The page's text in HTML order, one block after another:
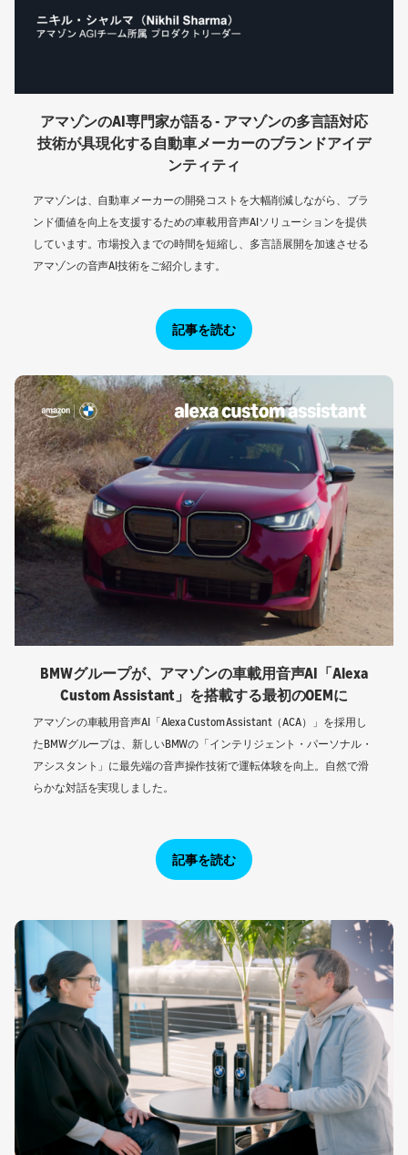
アマゾンのAI専門家が語る - アマゾンの多言語対応
技術が具現化する自動車メーカーのブランドアイデ
ンティティ
アマゾンは、自動車メーカーの開発コストを大幅削減しながら、ブラ
ンド価値を向上を支援するための車載用音声AIソリューションを提供
しています。市場投入までの時間を短縮し、多言語展開を加速させる
アマゾンの音声AI技術をご紹介します。
記事を読む
BMWグループが、アマゾンの車載用音声AI「Alexa
Custom Assistant」を搭載する最初のOEMに
アマゾンの車載用音声AI「Alexa Custom Assistant（ACA）」を採用し
たBMWグループは、新しいBMWの「インテリジェント・パーソナル・
アシスタント」に最先端の音声操作技術で運転体験を向上。自然で滑
らかな対話を実現しました。
記事を読む